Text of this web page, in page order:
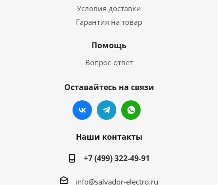
Условия доставки
Гарантия на товар
Помощь
Вопрос-ответ
Оставайтесь на связи
Наши контакты
+7 (499) 322-49-91
info@salvador-electro.ru